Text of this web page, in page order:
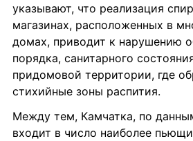
указывают, что реализация
магазинах, расположенных в
домах, приводит к нарушению
порядка, санитарного
придомовой территории, где
стихийные зоны распития.
Между тем, Камчатка, по
входит в число наиболее